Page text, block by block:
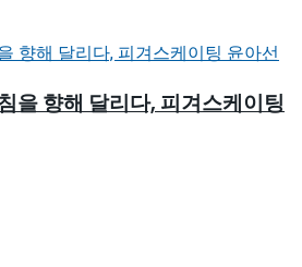
을 향해 달리다, 피겨스케이팅